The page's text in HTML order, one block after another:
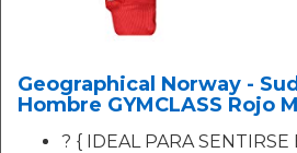
Geographical Norway -
Hombre GYMCLASS Rojo M
? { IDEAL PARA SENTIRSE